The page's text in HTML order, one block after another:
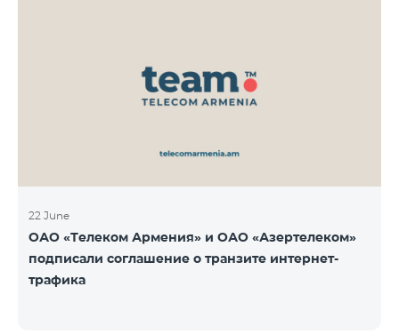
22 June
ОАО «Телеком Армения» и ОАО «Азертелеком»
подписали соглашение о транзите интернет-
трафика